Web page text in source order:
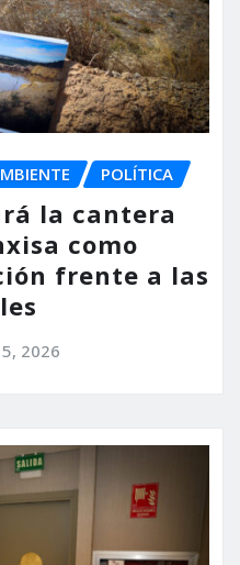
POLÍTICA
la cantera
como
frente a las
2026